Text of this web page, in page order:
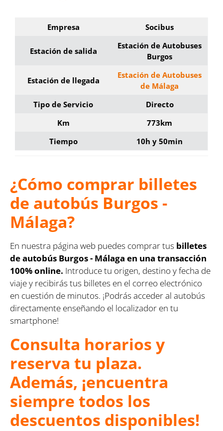
Empresa Socibus
Estación de salida
Estación de Autobuses
Burgos
Estación de llegada
Estación de Autobuses
de Málaga
Tipo de Servicio
Directo
Km
773km
Tiempo
10h y 50min
¿Cómo comprar billetes
de autobús Burgos -
Málaga?
En nuestra página web puedes comprar tus billetes
de autobús Burgos - Málaga en una transacción
100% online. Introduce tu origen, destino y fecha de
viaje y recibirás tus billetes en el correo electrónico
en cuestión de minutos. ¡Podrás acceder al autobús
directamente enseñando el localizador en tu
smartphone!
Consulta horarios y
reserva tu plaza.
Además, ¡encuentra
siempre todos los
descuentos disponibles!